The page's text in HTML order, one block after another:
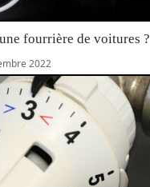
fourrière de voitures ?
2022